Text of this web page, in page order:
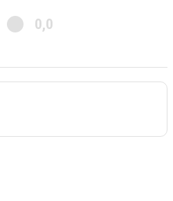
0,0